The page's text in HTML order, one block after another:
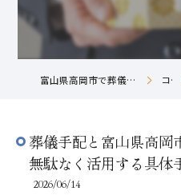
富山県高岡市で葬儀社の求人なら株式会社いたの コラム
葬儀手配と富山県高岡
無駄なく活用する具体
2026/06/14